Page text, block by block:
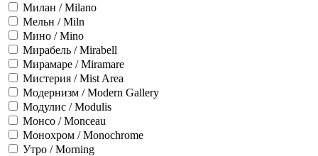
Милан / Milano
Мельн / Miln
Мино / Mino
Мирабель / Mirabell
Мирамаре / Miramare
Мистерия / Mist Area
Модернизм / Modern Gallery
Модулис / Modulis
Монсо / Monceau
Монохром / Monochrome
Утро / Morning